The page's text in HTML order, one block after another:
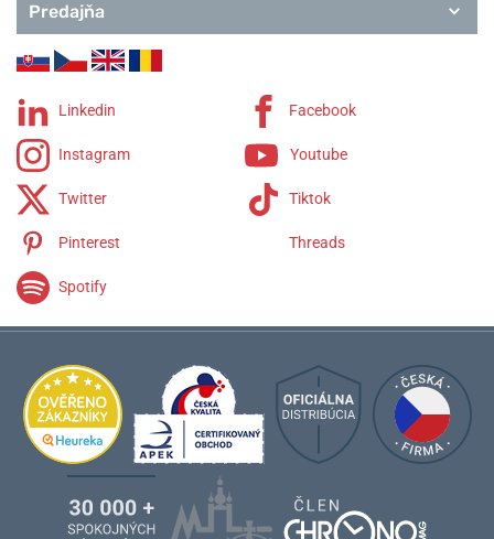
Predajňa
Linkedin Facebook
Instagram Youtube
Twitter Tiktok
Pinterest Threads
Spotify